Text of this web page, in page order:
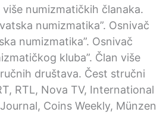
numizmatičkih članaka.
numizmatika”. Osnivač
numizmatika”. Osnivač
kluba”. Član više
društava. Čest stručni
RTL, Nova TV, International
Coins Weekly, Münzen